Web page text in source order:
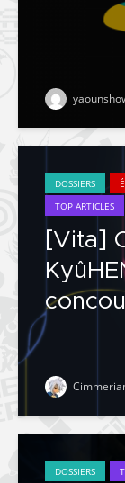
DOSSIERS
TOP ARTICLES
[Vita]
DOSSIERS